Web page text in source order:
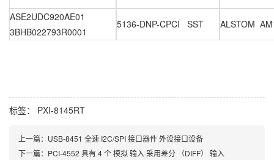
ASE2UDC920AE01
3BHB022793R0001
5136-DNP-CPCI SST ALSTOM
标签： PXI-8145RT
上一篇： USB-8451 全速 I2C/SPI 接口器件 外设接口设备
下一篇： PCI-4552 具有 4 个 模拟 输入 采用差分 （DIFF） 输入